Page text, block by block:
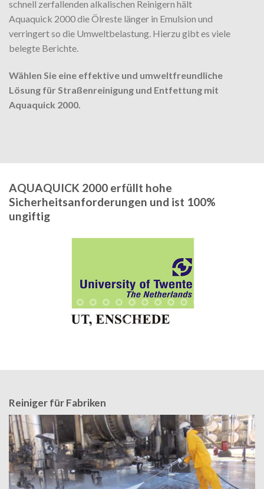
schnell zerfallenden alkalischen Reinigern hält
Aquaquick 2000 die Ölreste länger in Emulsion und
verringert so die Umweltbelastung. Hierzu gibt es viele
belegte Berichte.
Wählen Sie eine effektive und umweltfreundliche
Lösung für Straßenreinigung und Entfettung mit
Aquaquick 2000.
AQUAQUICK 2000 erfüllt hohe
Sicherheitsanforderungen und ist 100%
ungiftig
Reiniger für Fabriken